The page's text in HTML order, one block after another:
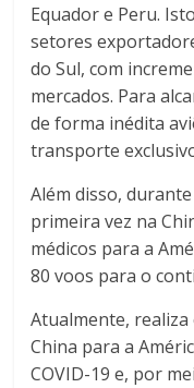
Equador e Peru.
setores
do Sul, com
mercados. Para
de forma inédita
transporte
Além disso,
primeira vez na
médicos para a
80 voos para o
Atualmente,
China para a
COVID-19 e, por